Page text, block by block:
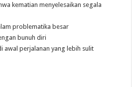
kematian menyelesaikan segala
problematika besar
bunuh diri
awal perjalanan yang lebih sulit